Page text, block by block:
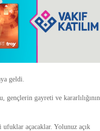
geldi.
gençlerin gayreti ve kararlılığının,
açacaklar. Yolunuz açık